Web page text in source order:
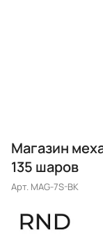
Магазин
135 шаров
Арт. MAG-7S-BK